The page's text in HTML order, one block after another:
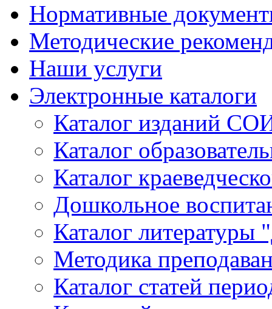
Нормативные
Методические
Наши услуги
Электронные каталоги
Каталог изданий
Каталог
Каталог
Дошкольное
Каталог литературы
Методика
Каталог статей